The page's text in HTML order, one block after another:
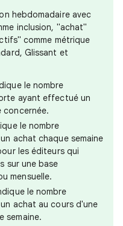
hebdomadaire avec
inclusion, "achat"
comme métrique
Glissant et
le nombre
ayant effectué un
concernée.
le nombre
achat chaque semaine
les éditeurs qui
sur une base
mensuelle.
le nombre
achat au cours d'une
semaine.